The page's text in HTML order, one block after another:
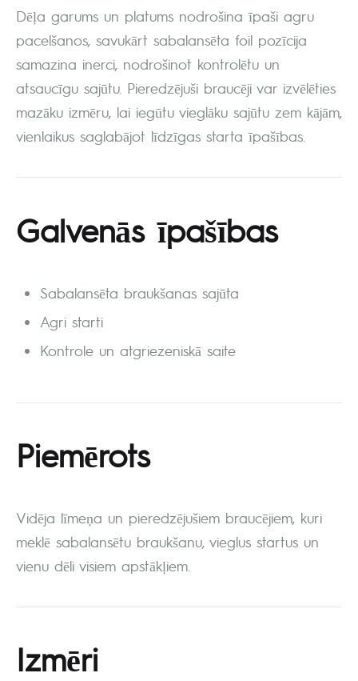
Dēļa garums un platums nodrošina īpaši agru
pacelšanos, savukārt sabalansēta foil pozīcija
samazina inerci, nodrošinot kontrolētu un
atsaucīgu sajūtu. Pieredzējuši braucēji var izvēlēties
mazāku izmēru, lai iegūtu vieglāku sajūtu zem kājām,
vienlaikus saglabājot līdzīgas starta īpašības.
Galvenās īpašības
Sabalansēta braukšanas sajūta
Agri starti
Kontrole un atgriezeniskā saite
Piemērots
Vidēja līmeņa un pieredzējušiem braucējiem, kuri
meklē sabalansētu braukšanu, vieglus startus un
vienu dēli visiem apstākļiem.
Izmēri